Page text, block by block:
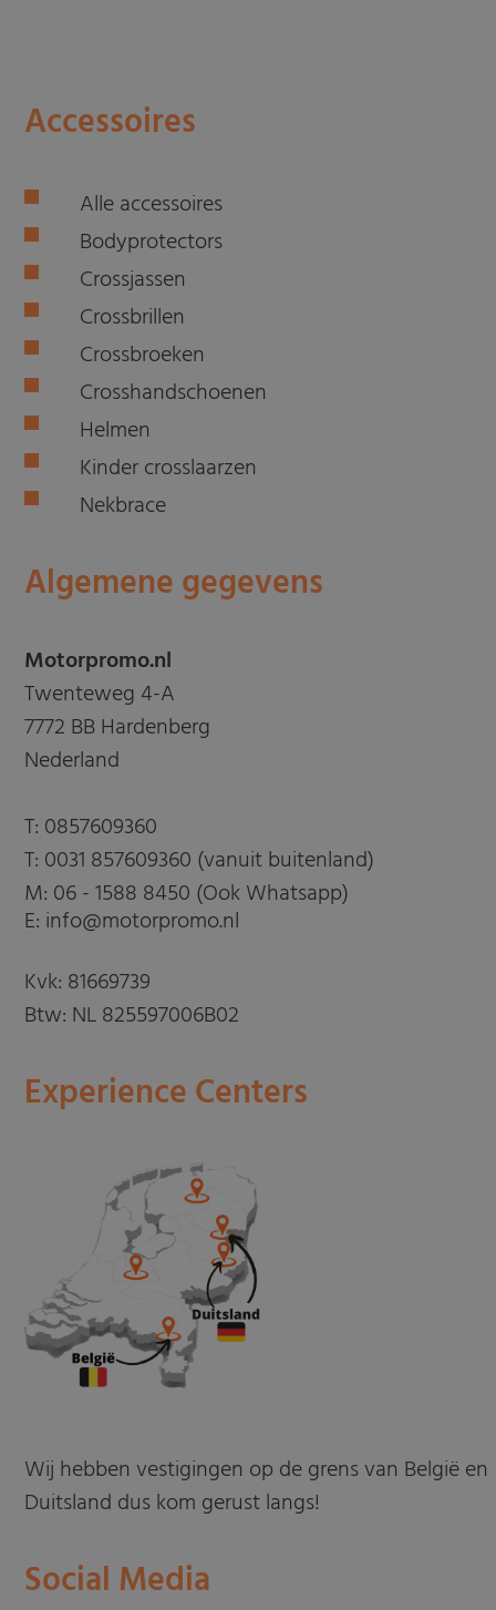
Accessoires
Alle accessoires
Bodyprotectors
Crossjassen
Crossbrillen
Crossbroeken
Crosshandschoenen
Helmen
Kinder crosslaarzen
Nekbrace
Algemene gegevens
Motorpromo.nl
Twenteweg 4-A
7772 BB Hardenberg
Nederland
T: 0857609360
T: 0031 857609360 (vanuit buitenland)
M: 06 - 1588 8450 (Ook Whatsapp)
E: info@motorpromo.nl
Kvk: 81669739
Btw: NL 825597006B02
Experience Centers
Wij hebben vestigingen op de grens van België en
Duitsland dus kom gerust langs!
Social Media